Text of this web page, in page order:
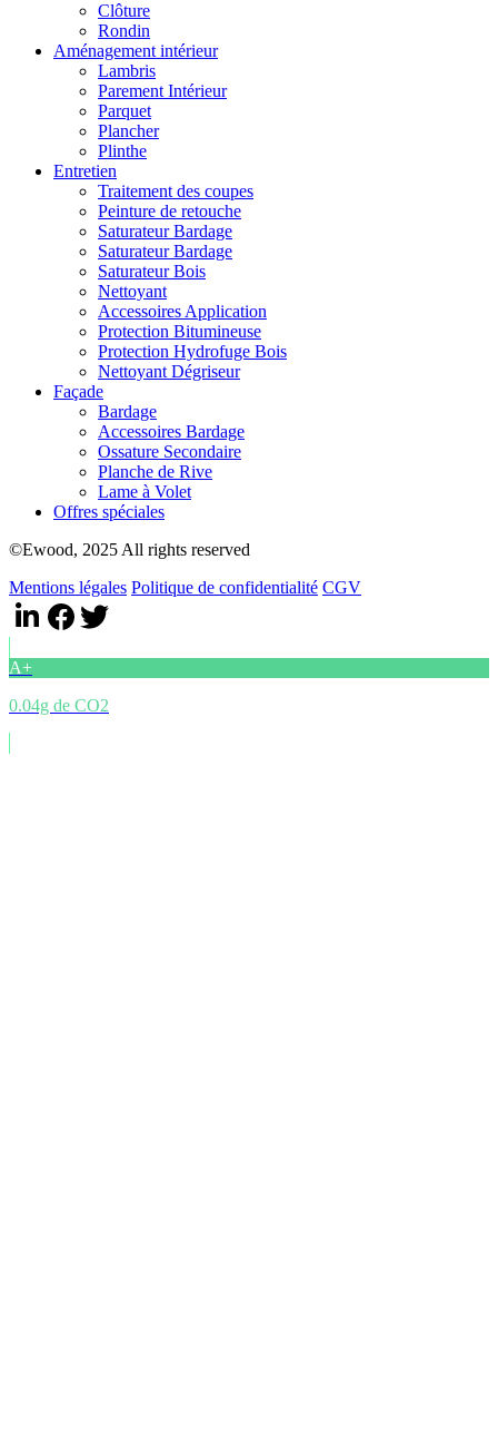
Clôture
Rondin
Aménagement intérieur
Lambris
Parement Intérieur
Parquet
Plancher
Plinthe
Entretien
Traitement des coupes
Peinture de retouche
Saturateur Bardage
Saturateur Bardage
Saturateur Bois
Nettoyant
Accessoires Application
Protection Bitumineuse
Protection Hydrofuge Bois
Nettoyant Dégriseur
Façade
Bardage
Accessoires Bardage
Ossature Secondaire
Planche de Rive
Lame à Volet
Offres spéciales
©Ewood, 2025 All rights reserved
Mentions légales Politique de confidentialité CGV
A+
0.04g de CO2